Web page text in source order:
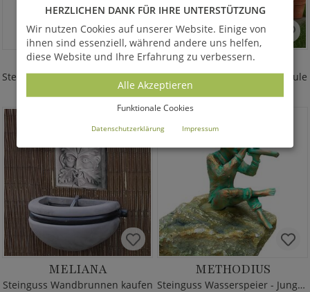
NUNZIO
Steinguss Standbrunnen - Putten
1.104,00 €*
DONIS
Steinguss Vogeltränke auf Säule
397,00 €*
MELIANA
Steinguss Wandbrunnen kaufen
METHODIUS
Steinguss Wasserspeier - Junge & Flöte
HERZLICHEN DANK FÜR IHRE UNTERSTÜTZUNG
Wir nutzen Cookies auf unserer Website. Einige von
ihnen sind essenziell, während andere uns helfen,
diese Website und Ihre Erfahrung zu verbessern.
Alle Akzeptieren
Funktionale Cookies
Datenschutzerklärung Impressum